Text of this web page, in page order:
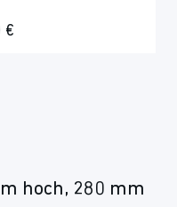
€
hoch, 280 mm